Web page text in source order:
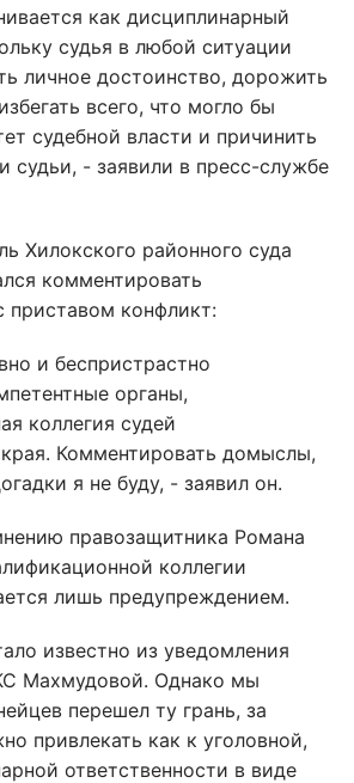
как дисциплинарный
судья в любой ситуации
личное достоинство, дорожить
всего, что могло бы
судебной власти и причинить
судьи, - заявили в пресс-службе
Хилокского районного суда
комментировать
конфликт:
и беспристрастно
органы,
коллегия судей
края. Комментировать домыслы,
я не буду, - заявил он.
правозащитника Романа
коллегии
лишь предупреждением.
известно из уведомления
Махмудовой. Однако мы
перешел ту грань, за
привлекать как к уголовной,
ответственности в виде